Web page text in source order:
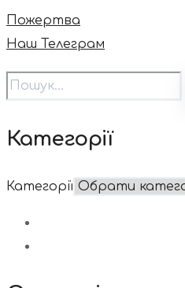
Пожертва
Наш Телеграм
Категорії
Категорії